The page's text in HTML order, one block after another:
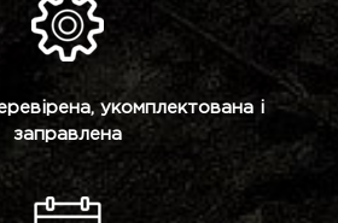
укомплектована і
заправлена